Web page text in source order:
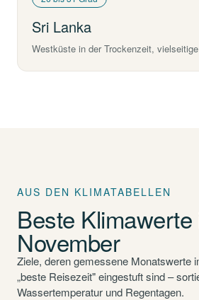
Sri Lanka
Westküste in der Trockenzeit,
AUS DEN KLIMATABELLEN
Beste Klimawerte
November
Ziele, deren gemessene Monatswerte
„beste Reisezeit" eingestuft sind –
Wassertemperatur und Regentagen.